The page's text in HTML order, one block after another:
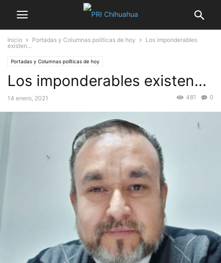
Inicio Portadas y Columnas políticas de hoy
Los imponderables
existen…
Portadas y Columnas políticas de hoy
Los imponderables existen…
14 enero, 2021 0
481